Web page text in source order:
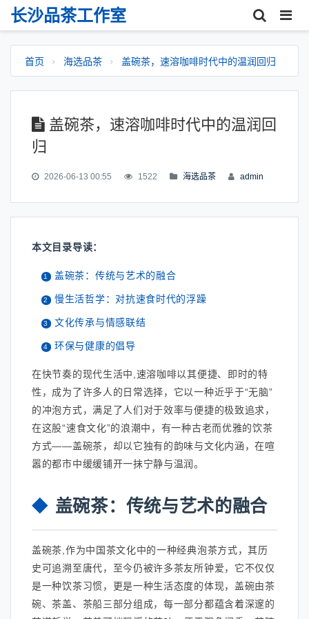
长沙品茶工作室
首页 海选品茶 盖碗茶，速溶咖啡时代中的温润回归
盖碗茶，速溶咖啡时代中的温润回
归
2026-06-13 00:55 1522 海选品茶 admin
本文目录导读：
盖碗茶：传统与艺术的融合
慢生活哲学：对抗速食时代的浮躁
文化传承与情感联结
环保与健康的倡导
在快节奏的现代生活中,速溶咖啡以其便捷、即时的特
性，成为了许多人的日常选择，它以一种近乎于“无脑”
的冲泡方式，满足了人们对于效率与便捷的极致追求，
在这股“速食文化”的浪潮中，有一种古老而优雅的饮茶
方式——盖碗茶，却以它独有的韵味与文化内涵，在喧
嚣的都市中缓缓铺开一抹宁静与温润。
盖碗茶：传统与艺术的融合
盖碗茶,作为中国茶文化中的一种经典泡茶方式，其历
史可追溯至唐代，至今仍被许多茶友所钟爱，它不仅仅
是一种饮茶习惯，更是一种生活态度的体现，盖碗由茶
碗、茶盖、茶船三部分组成，每一部分都蕴含着深邃的